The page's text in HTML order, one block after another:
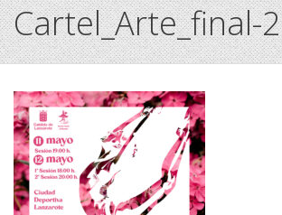
Cartel_Arte_final-2